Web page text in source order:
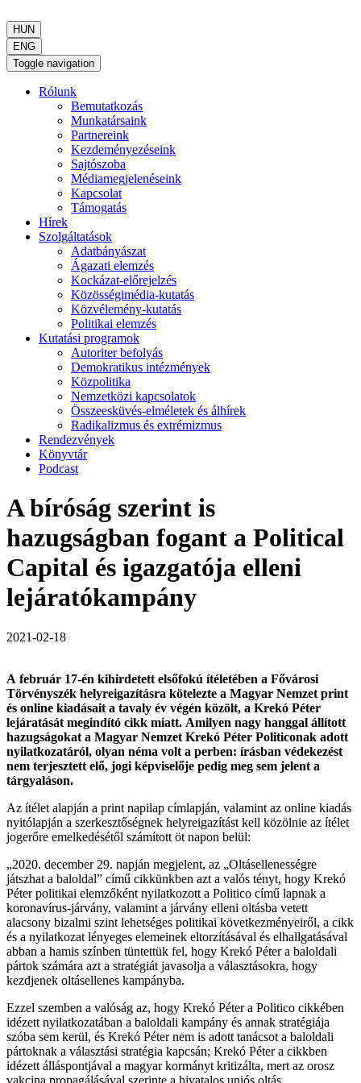
HUN
ENG
Toggle navigation
Rólunk
Bemutatkozás
Munkatársaink
Partnereink
Kezdeményezéseink
Sajtószoba
Médiamegjelenéseink
Kapcsolat
Támogatás
Hírek
Szolgáltatások
Adatbányászat
Ágazati elemzés
Kockázat-előrejelzés
Közösségimédia-kutatás
Közvélemény-kutatás
Politikai elemzés
Kutatási programok
Autoriter befolyás
Demokratikus intézmények
Közpolitika
Nemzetközi kapcsolatok
Összeesküvés-elméletek és álhírek
Radikalizmus és extrémizmus
Rendezvények
Könyvtár
Podcast
A bíróság szerint is
hazugságban fogant a Political
Capital és igazgatója elleni
lejáratókampány
2021-02-18
A február 17-én kihirdetett elsőfokú ítéletében a Fővárosi
Törvényszék helyreigazításra kötelezte a Magyar Nemzet print
és online kiadásait a tavaly év végén közölt, a Krekó Péter
lejáratását megindító cikk miatt. Amilyen nagy hanggal állított
hazugságokat a Magyar Nemzet Krekó Péter Politiconak adott
nyilatkozatáról, olyan néma volt a perben: írásban védekezést
nem terjesztett elő, jogi képviselője pedig meg sem jelent a
tárgyaláson.
Az ítélet alapján a print napilap címlapján, valamint az online kiadás
nyitólapján a szerkesztőségnek helyreigazítást kell közölnie az ítélet
jogerőre emelkedésétől számított öt napon belül:
„2020. december 29. napján megjelent, az „Oltásellenességre
játszhat a baloldal” című cikkünkben azt a valós tényt, hogy Krekó
Péter politikai elemzőként nyilatkozott a Politico című lapnak a
koronavírus-járvány, valamint a járvány elleni oltásba vetett
alacsony bizalmi szint lehetséges politikai következményeiről, a cikk
és a nyilatkozat lényeges elemeinek eltorzításával és elhallgatásával
abban a hamis színben tüntettük fel, hogy Krekó Péter a baloldali
pártok számára azt a stratégiát javasolja a választásokra, hogy
kezdjenek oltásellenes kampányba.
Ezzel szemben a valóság az, hogy Krekó Péter a Politico cikkében
idézett nyilatkozatában a baloldali kampány és annak stratégiája
szóba sem kerül, és Krekó Péter nem is adott tanácsot a baloldali
pártoknak a választási stratégia kapcsán; Krekó Péter a cikkben
idézett álláspontjával a magyar kormányt kritizálta, mert az orosz
vakcina propagálásával szerinte a hivatalos uniós oltás